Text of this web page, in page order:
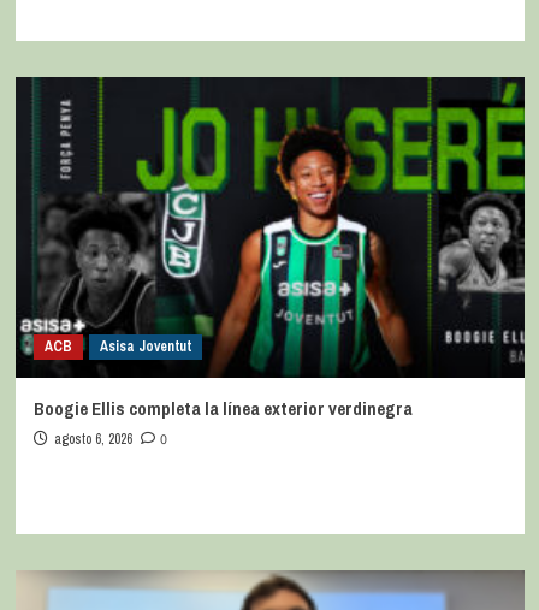
ACB Asisa Joventut
Boogie Ellis completa la línea exterior verdinegra
agosto 6, 2026 0